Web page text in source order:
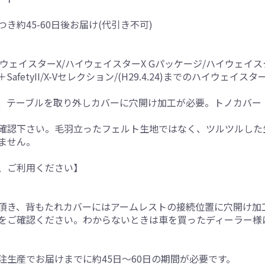
約45-60日後お届け(代引き不可)
ェイスターX/ハイウェイスターX Gパッケージ/ハイウェイ
SafetyII/X-Vセレクション/(H29.4.24)までのハイウェイスタ
ーブルを取り外しカバーに穴開け加工が必要。トノカバ
下さい。毛羽立ったフェルト生地ではなく、ツルツルし
ん。
利用ください】
、背もたれカバーにはアームレストの接続位置に穴開け
確認ください。わからないときは車を買ったディーラー
産でお届けまでに約45日～60日の期間が必要です。